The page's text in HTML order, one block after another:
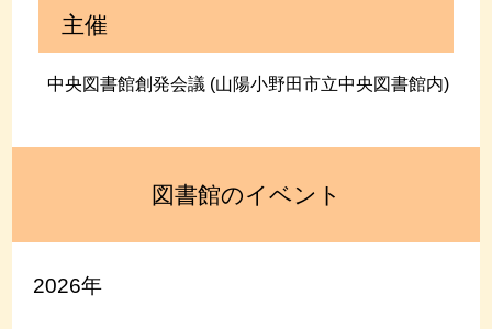
主催
中央図書館創発会議 (山陽小野田市立中央図書館内)
図書館のイベント
2026年